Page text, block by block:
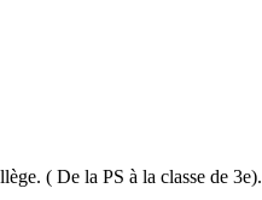
( De la PS à la classe de 3e).